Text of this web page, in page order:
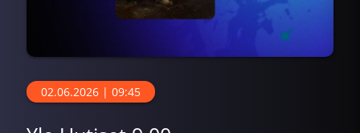
02.06.2026 | 09:45